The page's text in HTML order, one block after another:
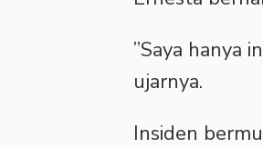
‎”Saya hanya
ujarnya.
‎Insiden